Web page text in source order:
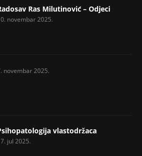
Ras Milutinović – Odjeci
novembar 2025.
novembar 2025.
vlastodržaca
jul 2025.